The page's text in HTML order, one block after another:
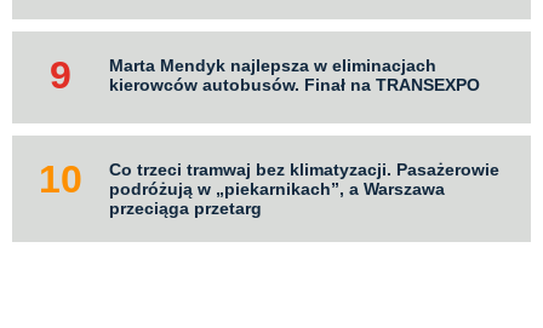
Marta Mendyk najlepsza w eliminacjach
kierowców autobusów. Finał na TRANSEXPO
Co trzeci tramwaj bez klimatyzacji. Pasażerowie
podróżują w „piekarnikach”, a Warszawa
przeciąga przetarg